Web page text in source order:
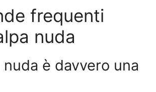
frequenti
nuda
nuda è davvero una